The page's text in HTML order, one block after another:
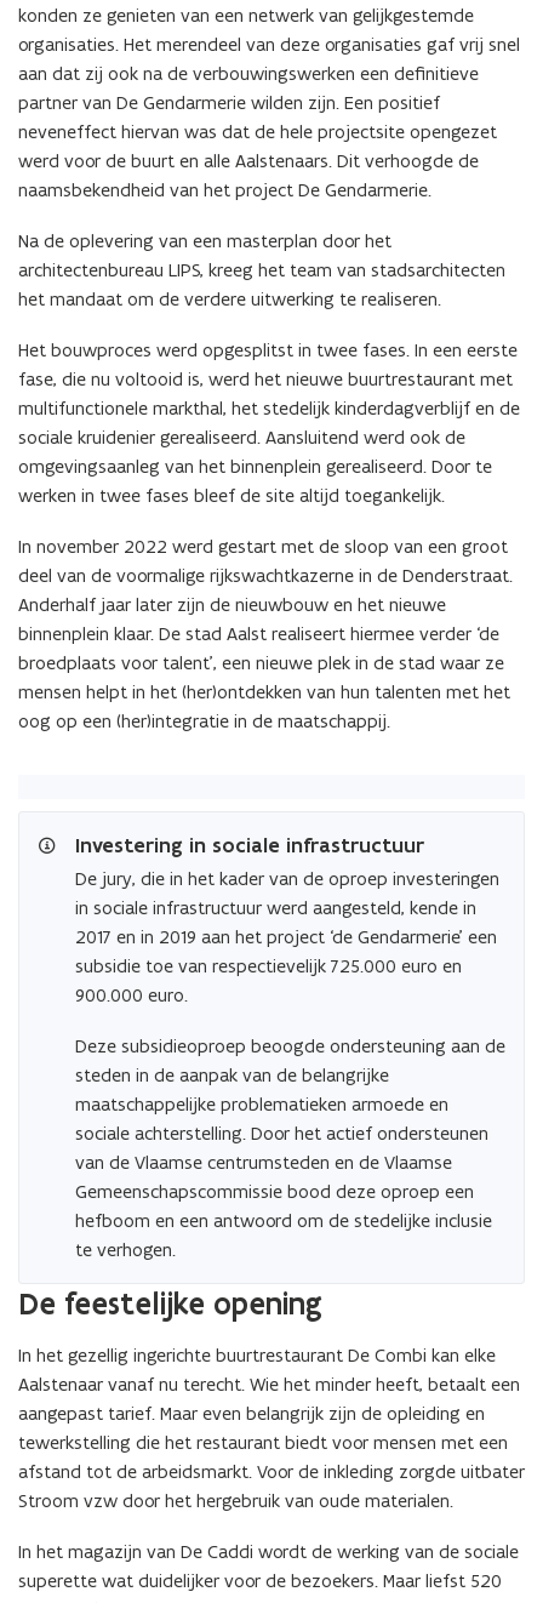
konden ze genieten van een netwerk van gelijkgestemde
organisaties. Het merendeel van deze organisaties gaf vrij snel
aan dat zij ook na de verbouwingswerken een definitieve
partner van De Gendarmerie wilden zijn. Een positief
neveneffect hiervan was dat de hele projectsite opengezet
werd voor de buurt en alle Aalstenaars. Dit verhoogde de
naamsbekendheid van het project De Gendarmerie.
Na de oplevering van een masterplan door het
architectenbureau LIPS, kreeg het team van stadsarchitecten
het mandaat om de verdere uitwerking te realiseren.
Het bouwproces werd opgesplitst in twee fases. In een eerste
fase, die nu voltooid is, werd het nieuwe buurtrestaurant met
multifunctionele markthal, het stedelijk kinderdagverblijf en de
sociale kruidenier gerealiseerd. Aansluitend werd ook de
omgevingsaanleg van het binnenplein gerealiseerd. Door te
werken in twee fases bleef de site altijd toegankelijk.
In november 2022 werd gestart met de sloop van een groot
deel van de voormalige rijkswachtkazerne in de Denderstraat.
Anderhalf jaar later zijn de nieuwbouw en het nieuwe
binnenplein klaar. De stad Aalst realiseert hiermee verder ‘de
broedplaats voor talent’, een nieuwe plek in de stad waar ze
mensen helpt in het (her)ontdekken van hun talenten met het
oog op een (her)integratie in de maatschappij.
Investering in sociale infrastructuur
De jury, die in het kader van de oproep investeringen
in sociale infrastructuur werd aangesteld, kende in
2017 en in 2019 aan het project ‘de Gendarmerie’ een
subsidie toe van respectievelijk 725.000 euro en
900.000 euro.
Deze subsidieoproep beoogde ondersteuning aan de
steden in de aanpak van de belangrijke
maatschappelijke problematieken armoede en
sociale achterstelling. Door het actief ondersteunen
van de Vlaamse centrumsteden en de Vlaamse
Gemeenschapscommissie bood deze oproep een
hefboom en een antwoord om de stedelijke inclusie
te verhogen.
De feestelijke opening
In het gezellig ingerichte buurtrestaurant De Combi kan elke
Aalstenaar vanaf nu terecht. Wie het minder heeft, betaalt een
aangepast tarief. Maar even belangrijk zijn de opleiding en
tewerkstelling die het restaurant biedt voor mensen met een
afstand tot de arbeidsmarkt. Voor de inkleding zorgde uitbater
Stroom vzw door het hergebruik van oude materialen.
In het magazijn van De Caddi wordt de werking van de sociale
superette wat duidelijker voor de bezoekers. Maar liefst 520